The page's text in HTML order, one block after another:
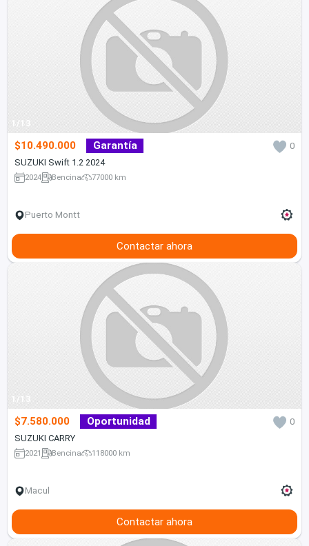
1/13
$10.490.000 Garantía
0
SUZUKI Swift 1.2 2024
2024 Bencina 77000 km
Puerto Montt
Contactar ahora
1/13
$7.580.000 Oportunidad
0
SUZUKI CARRY
2021 Bencina 118000 km
Macul
Contactar ahora